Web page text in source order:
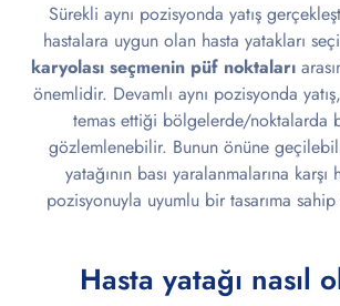
Sürekli aynı pozisyonda yatış
hastalara uygun olan hasta yatakları
karyolası seçmenin püf noktaları
önemlidir. Devamlı aynı pozisyonda
temas ettiği bölgelerde/noktalarda
gözlemlenebilir. Bunun önüne
yatağının bası yaralanmalarına karşı
pozisyonuyla uyumlu bir tasarıma
Hasta yatağı nasıl